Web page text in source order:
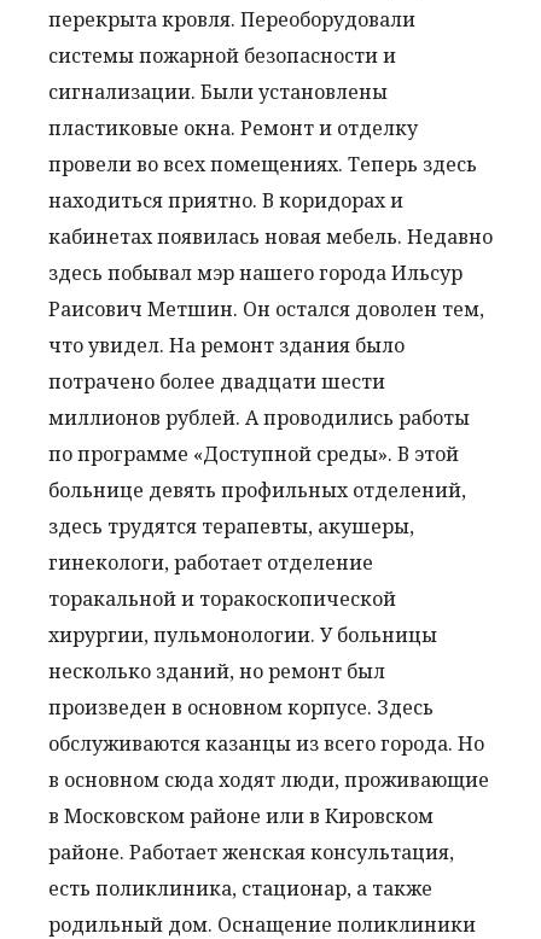
перекрыта кровля. Переоборудовали
системы пожарной безопасности и
сигнализации. Были установлены
пластиковые окна. Ремонт и отделку
провели во всех помещениях. Теперь здесь
находиться приятно. В коридорах и
кабинетах появилась новая мебель. Недавно
здесь побывал мэр нашего города Ильсур
Раисович Метшин. Он остался доволен тем,
что увидел. На ремонт здания было
потрачено более двадцати шести
миллионов рублей. А проводились работы
по программе «Доступной среды». В этой
больнице девять профильных отделений,
здесь трудятся терапевты, акушеры,
гинекологи, работает отделение
торакальной и торакоскопической
хирургии, пульмонологии. У больницы
несколько зданий, но ремонт был
произведен в основном корпусе. Здесь
обслуживаются казанцы из всего города. Но
в основном сюда ходят люди, проживающие
в Московском районе или в Кировском
районе. Работает женская консультация,
есть поликлиника, стационар, а также
родильный дом. Оснащение поликлиники